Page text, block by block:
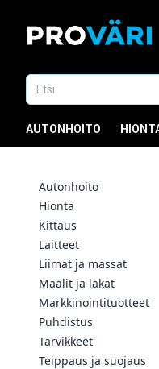
AUTONHOITO
Autonhoito
Hionta
Kittaus
Laitteet
Liimat ja massat
Maalit ja lakat
Markkinointituotteet
Puhdistus
Tarvikkeet
Teippaus ja suojaus